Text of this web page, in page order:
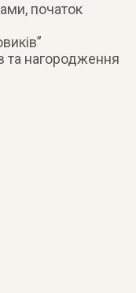
початок
та нагородження